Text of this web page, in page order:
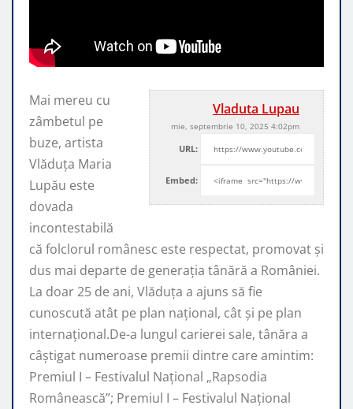
Vladuta Lupau
mie, septembrie 10, 2025 4:02pm
URL:
Embed:
Mai mereu cu
zâmbetul pe
buze, artista
Vlăduța Maria
Lupău este
dovada
incontestabilă
că folclorul românesc este respectat, promovat şi
dus mai departe de generaţia tânără a României.
La doar 25 de ani, Vlăduța a ajuns să fie
cunoscută atât pe plan naţional, cât şi pe plan
internaţional.De-a lungul carierei sale, tânăra a
câştigat numeroase premii dintre care amintim:
Premiul I – Festivalul Național „Rapsodia
Românească”; Premiul I – Festivalul Național